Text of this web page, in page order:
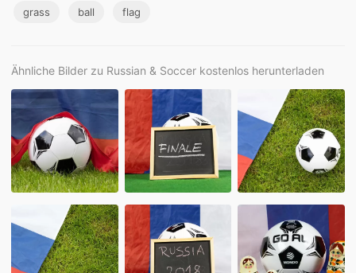
grass ball flag
Ähnliche Bilder zu Russian & Soccer kostenlos herunterladen